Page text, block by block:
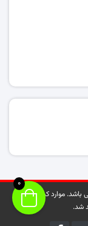
باشد. موارد کپی شده از
شد.
0